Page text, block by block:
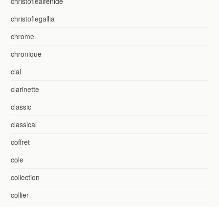
christoflegallia
chrome
chronique
cial
clarinette
classic
classical
coffret
cole
collection
collier